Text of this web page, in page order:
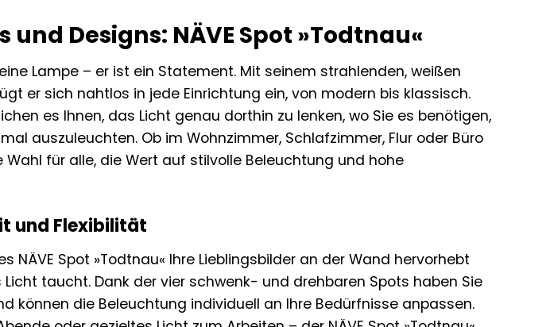
und Designs: NÄVE Spot »Todtnau«
Lampe – er ist ein Statement. Mit seinem strahlenden, weißen
er sich nahtlos in jede Einrichtung ein, von modern bis klassisch.
es Ihnen, das Licht genau dorthin zu lenken, wo Sie es benötigen,
auszuleuchten. Ob im Wohnzimmer, Schlafzimmer, Flur oder Büro
Wahl für alle, die Wert auf stilvolle Beleuchtung und hohe
und Flexibilität
NÄVE Spot »Todtnau« Ihre Lieblingsbilder an der Wand hervorhebt
taucht. Dank der vier schwenk- und drehbaren Spots haben Sie
können die Beleuchtung individuell an Ihre Bedürfnisse anpassen.